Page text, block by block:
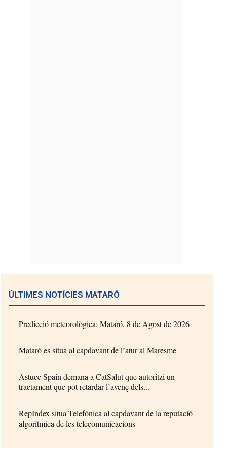
ÚLTIMES NOTÍCIES MATARÓ
Predicció meteorològica: Mataró, 8 de Agost de 2026
Mataró es situa al capdavant de l’atur al Maresme
Astuce Spain demana a CatSalut que autoritzi un
tractament que pot retardar l’avenç dels...
RepIndex situa Telefónica al capdavant de la reputació
algorítmica de les telecomunicacions